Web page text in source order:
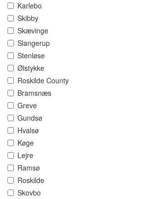
Karlebo
Skibby
Skævinge
Slangerup
Stenløse
Ølstykke
Roskilde County
Bramsnæs
Greve
Gundsø
Hvalsø
Køge
Lejre
Ramsø
Roskilde
Skovbo